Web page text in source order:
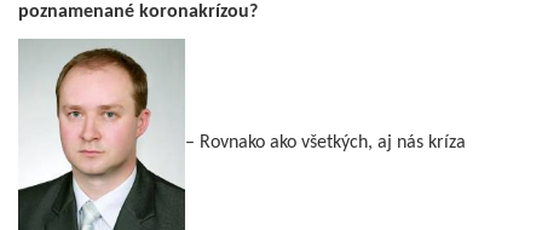
poznamenané koronakrízou?
– Rovnako ako všetkých, aj nás kríza